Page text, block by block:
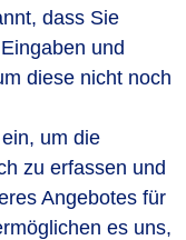
dass Sie
und
diese nicht noch
um die
zu erfassen und
Angebotes für
es uns,